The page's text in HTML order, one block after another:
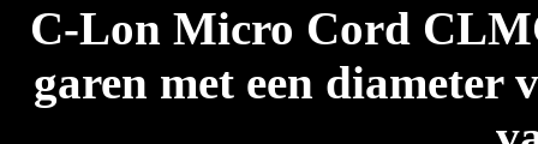
C-Lon Micro Cord
garen met een diameter